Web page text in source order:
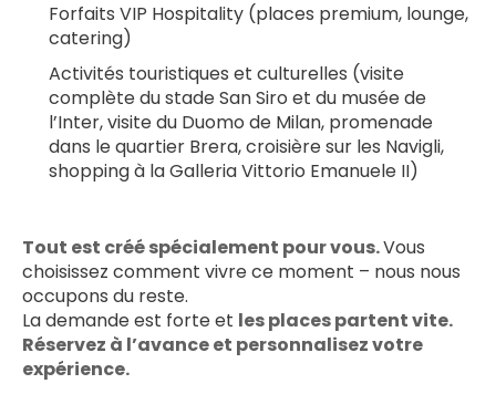
Forfaits VIP Hospitality (places premium, lounge,
catering)
Activités touristiques et culturelles (visite
complète du stade San Siro et du musée de
l’Inter, visite du Duomo de Milan, promenade
dans le quartier Brera, croisière sur les Navigli,
shopping à la Galleria Vittorio Emanuele II)
Tout est créé spécialement pour vous. Vous
choisissez comment vivre ce moment – nous nous
occupons du reste.
La demande est forte et les places partent vite.
Réservez à l’avance et personnalisez votre
expérience.